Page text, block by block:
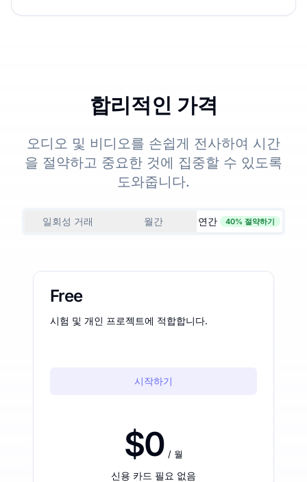
합리적인 가격
오디오 및 비디오를 손쉽게 전사하여 시간
을 절약하고 중요한 것에 집중할 수 있도록
도와줍니다.
일회성 거래 월간 연간 40% 절약하기
Free
시험 및 개인 프로젝트에 적합합니다.
시작하기
$0 / 월
신용 카드 필요 없음